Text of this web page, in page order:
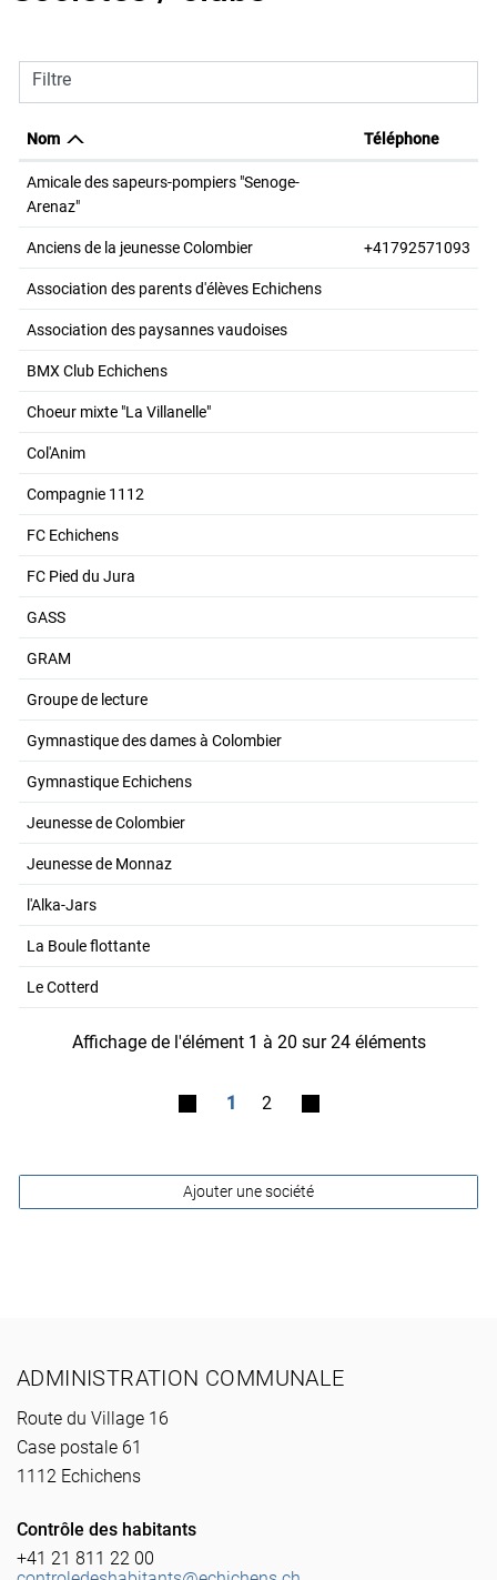
Filtre
Nom Téléphone
Amicale des sapeurs-pompiers "Senoge-
Arenaz"
Anciens de la jeunesse Colombier +41792571093
Association des parents d'élèves Echichens
Association des paysannes vaudoises
BMX Club Echichens
Choeur mixte "La Villanelle"
Col'Anim
Compagnie 1112
FC Echichens
FC Pied du Jura
GASS
GRAM
Groupe de lecture
Gymnastique des dames à Colombier
Gymnastique Echichens
Jeunesse de Colombier
Jeunesse de Monnaz
l'Alka-Jars
La Boule flottante
Le Cotterd
Affichage de l'élément 1 à 20 sur 24 éléments
1 2
Ajouter une société
ADMINISTRATION COMMUNALE
Route du Village 16
Case postale 61
1112 Echichens
Contrôle des habitants
+41 21 811 22 00